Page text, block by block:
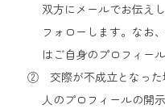
双方にメールでお伝え
フォローします。なお
はご自身のプロフィー
② 交際が不成立となった
人のプロフィールの開